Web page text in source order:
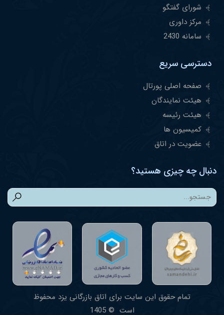
شورای گفتگو
مرکز داوری
سامانه 2430
دسترسی سریع
صفحه اصلی پورتال
هیئت نمایندگان
هیئت رئیسه
کمیسیون ها
عضویت در اتاق
دنبال چه چیزی هستید؟
تمام حقوق این سایت برای اتاق بازرگانی یزد محفوظ
است © 1405